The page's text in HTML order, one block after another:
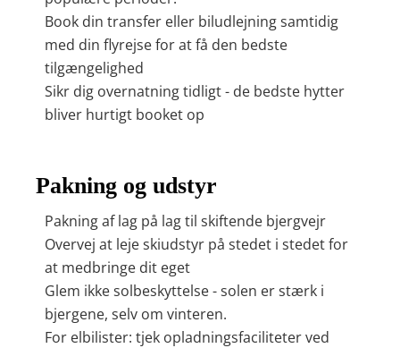
Book din transfer eller biludlejning samtidig
med din flyrejse for at få den bedste
tilgængelighed
Sikr dig overnatning tidligt - de bedste hytter
bliver hurtigt booket op
Pakning og udstyr
Pakning af lag på lag til skiftende bjergvejr
Overvej at leje skiudstyr på stedet i stedet for
at medbringe dit eget
Glem ikke solbeskyttelse - solen er stærk i
bjergene, selv om vinteren.
For elbilister: tjek opladningsfaciliteter ved